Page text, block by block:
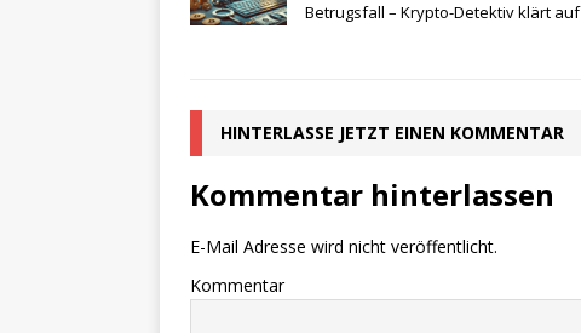
Betrugsfall – Krypto-Detektiv klärt auf
HINTERLASSE JETZT EINEN KOMMENTAR
Kommentar hinterlassen
E-Mail Adresse wird nicht veröffentlicht.
Kommentar